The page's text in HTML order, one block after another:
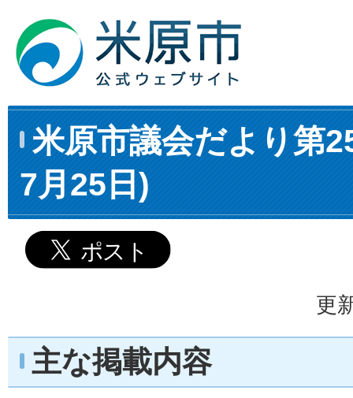
米原市議会だより第
7月25日)
更
主な掲載内容